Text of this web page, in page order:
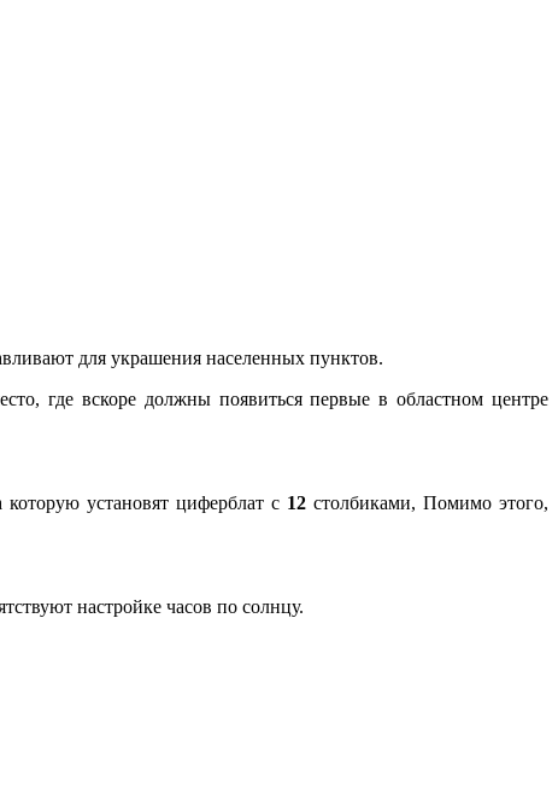
для украшения населенных пунктов.
где вскоре должны появиться первые в областном центре
установят циферблат с 12 столбиками, Помимо этого,
настройке часов по солнцу.